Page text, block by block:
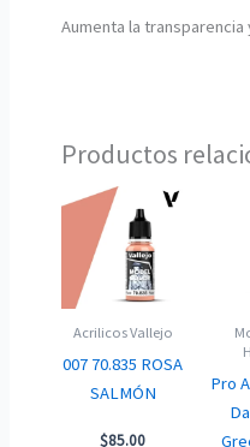
Aumenta la
Productos
Acrilicos Vallejo
007 70.835 ROSA
SALMÓN
$85.00
Pro